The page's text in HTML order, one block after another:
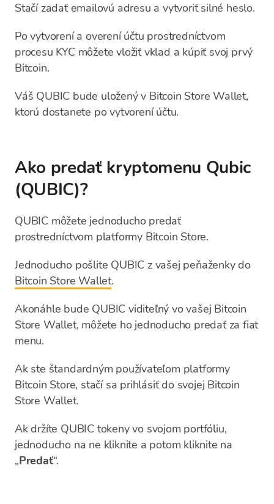
Stačí zadať emailovú adresu a vytvoriť silné heslo.
Po vytvorení a overení účtu prostredníctvom
procesu KYC môžete vložiť vklad a kúpiť svoj prvý
Bitcoin.
Váš QUBIC bude uložený v Bitcoin Store Wallet,
ktorú dostanete po vytvorení účtu.
Ako predať kryptomenu Qubic
(QUBIC)?
QUBIC môžete jednoducho predať
prostredníctvom platformy Bitcoin Store.
Jednoducho pošlite QUBIC z vašej peňaženky do
Bitcoin Store Wallet.
Akonáhle bude QUBIC viditeľný vo vašej Bitcoin
Store Wallet, môžete ho jednoducho predať za fiat
menu.
Ak ste štandardným používateľom platformy
Bitcoin Store, stačí sa prihlásiť do svojej Bitcoin
Store Wallet.
Ak držíte QUBIC tokeny vo svojom portfóliu,
jednoducho na ne kliknite a potom kliknite na
„Predať“.